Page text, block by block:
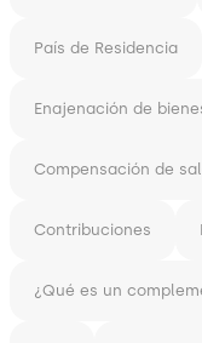
País de Residencia
Enajenación de
Compensación de
Contribuciones
¿Qué es un